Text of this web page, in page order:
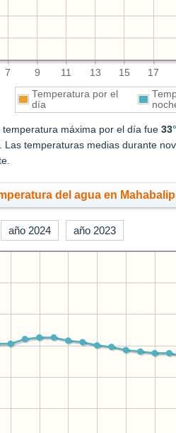
7 9 11 13 15 17
Temperatura por el
día
temperatura máxima por el día fue33
Las temperaturas medias durante
del agua en
año 2024 año 2023